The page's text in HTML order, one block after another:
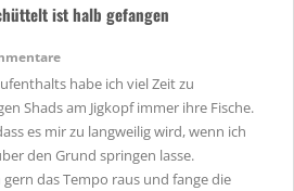
ist halb gefangen
habe ich viel Zeit zu
Shads am Jigkopf immer ihre Fische.
es mir zu langweilig wird, wenn ich
den Grund springen lasse.
das Tempo raus und fange die